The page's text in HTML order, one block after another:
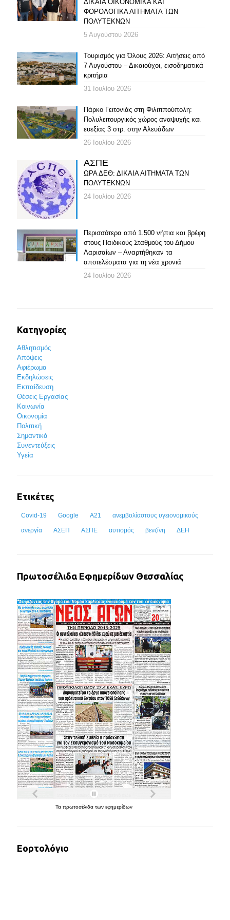
ΔΙΚΑΙΑ ΟΙΚΟΝΟΜΙΚΑ ΚΑΙ
ΦΟΡΟΛΟΓΙΚΑ ΑΙΤΗΜΑΤΑ ΤΩΝ
ΠΟΛΥΤΕΚΝΩΝ
5 Αυγούστου 2026
Τουρισμός για Όλους 2026: Αιτήσεις από
7 Αυγούστου – Δικαιούχοι, εισοδηματικά
κριτήρια
31 Ιουλίου 2026
Πάρκο Γειτονιάς στη Φιλιππούπολη:
Πολυλειτουργικός χώρος αναψυχής και
ευεξίας 3 στρ. στην Αλευάδων
26 Ιουλίου 2026
ΑΣΠΕ
ΩΡΑ ΔΕΘ: ΔΙΚΑΙΑ ΑΙΤΗΜΑΤΑ ΤΩΝ
ΠΟΛΥΤΕΚΝΩΝ
24 Ιουλίου 2026
Περισσότερα από 1.500 νήπια και βρέφη
στους Παιδικούς Σταθμούς του Δήμου
Λαρισαίων – Αναρτήθηκαν τα
αποτελέσματα για τη νέα χρονιά
24 Ιουλίου 2026
Κατηγορίες
Αθλητισμός
Απόψεις
Αφιέρωμα
Εκδηλώσεις
Εκπαίδευση
Θέσεις Εργασίας
Κοινωνία
Οικονομία
Πολιτική
Σημαντικά
Συνεντεύξεις
Υγεία
Ετικέτες
Covid-19 Google Α21 ανεμβολίαστους υγειονομικούς
ανεργία ΑΣΕΠ ΑΣΠΕ αυτισμός βενζίνη ΔΕΗ
Πρωτοσέλιδα Εφημερίδων Θεσσαλίας
Τα πρωτοσέλιδα των εφημερίδων
Εορτολόγιο